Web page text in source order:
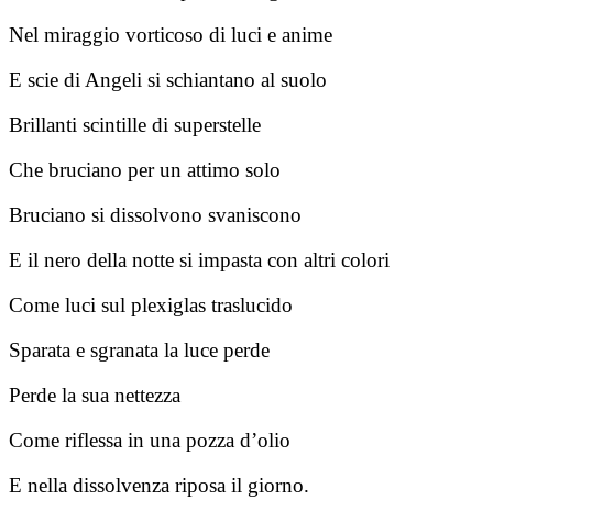
Nel miraggio vorticoso di luci e anime
E scie di Angeli si schiantano al suolo
Brillanti scintille di superstelle
Che bruciano per un attimo solo
Bruciano si dissolvono svaniscono
E il nero della notte si impasta con altri colori
Come luci sul plexiglas traslucido
Sparata e sgranata la luce perde
Perde la sua nettezza
Come riflessa in una pozza d’olio
E nella dissolvenza riposa il giorno.